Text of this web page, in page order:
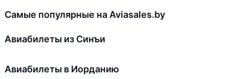
Самые популярные на Aviasales.by
Авиабилеты из Синъи
Авиабилеты в Иорданию